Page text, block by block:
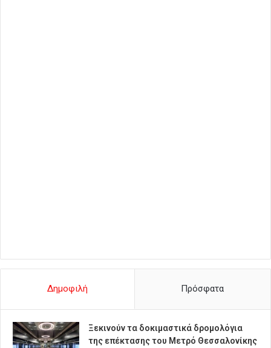
Δημοφιλή Πρόσφατα
Ξεκινούν τα δοκιμαστικά δρομολόγια
της επέκτασης του Μετρό Θεσσαλονίκης